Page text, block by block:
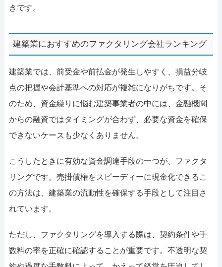
きです。
建築業におすすめのファクタリング会社ランキング
建築業では、前受金や前払金が発生しやすく、損益分岐
点の把握や会計基準への対応が複雑になりがちです。そ
のため、資金繰りに悩む建築事業者の中には、金融機関
からの融資ではタイミングが合わず、必要な資金を確保
できないケースも少なくありません。
こうしたときに有効な資金調達手段の一つが、ファクタ
リングです。売掛債権をスピーディーに現金化できるこ
の方法は、建築業の流動性を確保する手段として注目さ
れています。
ただし、ファクタリングを導入する際は、契約条件や手
数料の率を正確に確認することが重要です。不透明な契